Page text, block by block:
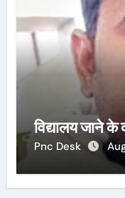
विद्यालय जाने के
Pnc Desk